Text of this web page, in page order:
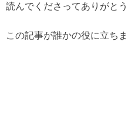
読んでくださってありがとう
この記事が誰かの役に立ちま